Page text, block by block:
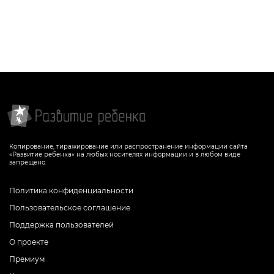
Копирование, тиражирование или распространение информации сайта
«Развитие ребенка» на любых носителях информации и в любом виде
запрещено.
Политика конфиденциальности
Пользовательское соглашение
Поддержка пользователей
О проекте
Премиум